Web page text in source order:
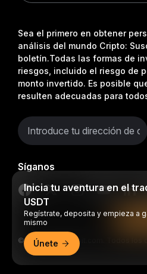
Sea el primero en obtener
análisis del mundo Cripto:
boletín.Todas las formas de
riesgos, incluido el riesgo de
monto invertido. Es posible
resulten adecuadas para
Síganos
© 2018-2026 Bybit.com. Todos los
Inicia tu aventura en el
USDT
Regístrate, deposita y empieza a
mismo
Únete
Leer